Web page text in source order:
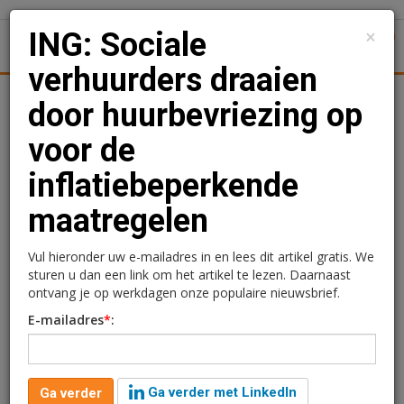
Nieuws Uitgelicht Achtergronden Woningmarkt
ING: Sociale verhuurders
draaien door
huurbevriezing op voor de
inflatiebeperkende
maatregelen
Voor 2026 raamt ING Research dat de inflatie lager zal
×
ING: Sociale
verhuurders draaien
door huurbevriezing op
voor de
inflatiebeperkende
maatregelen
Vul hieronder uw e-mailadres in en lees dit artikel gratis. We
sturen u dan een link om het artikel te lezen. Daarnaast
ontvang je op werkdagen onze populaire nieuwsbrief.
E-mailadres*:
Ga verder
Ga verder met LinkedIn